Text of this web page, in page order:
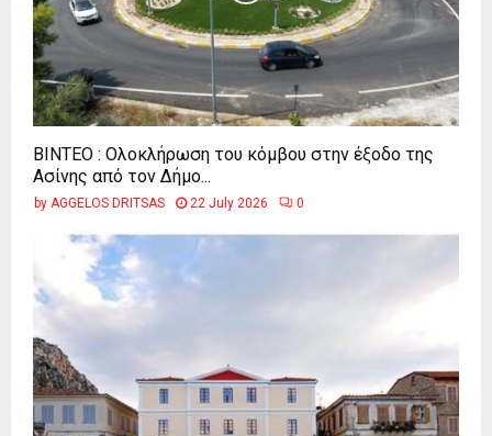
ΒΙΝΤΕΟ : Ολοκλήρωση του κόμβου στην έξοδο της
Ασίνης από τον Δήμο...
by AGGELOS DRITSAS 22 July 2026 0